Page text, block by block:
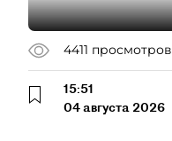
4411 просмотров
15:51
04 августа 2026